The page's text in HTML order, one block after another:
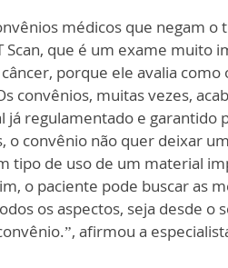
médicos que negam
Scan, que é um exame muito
porque ele avalia como
convênios, muitas vezes,
já regulamentado e garantido
o convênio não quer deixar
tipo de uso de um material
o paciente pode buscar as
os aspectos, seja desde o
afirmou a